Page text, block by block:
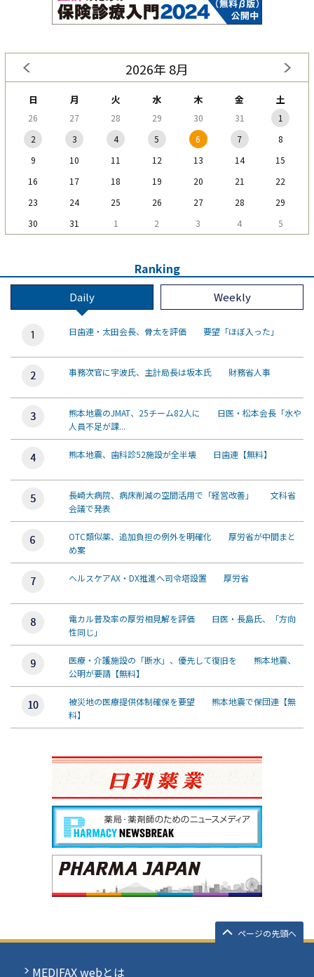
2026年 8月
日 月 火 水 木 金 土
26 27 28 29 30 31
1
2
3 4 5 6 7
8
9
10 11 12 13 14
15
16
17 18 19 20 21
22
23
24 25 26 27 28
29
30
31 1 2 3 4 5
Ranking
Daily Weekly
日歯連・太田会長、骨太を評価 要望「ほぼ入った」
事務次官に宇波氏、主計局長は坂本氏 財務省人事
熊本地震のJMAT、25チーム82人に 日医・松本会長「水や
人員不足が課...
熊本地震、歯科診52施設が全半壊 日歯連【無料】
長崎大病院、病床削減の空間活用で「経営改善」 文科省
会議で発表
OTC類似薬、追加負担の例外を明確化 厚労省が中間まと
め案
ヘルスケアAX・DX推進へ司令塔設置 厚労省
電カル普及率の厚労相見解を評価 日医・長島氏、「方向
性同じ」
医療・介護施設の「断水」、優先して復旧を 熊本地震、
公明が要請【無料】
被災地の医療提供体制確保を要望 熊本地震で保団連【無
料】
ページの先頭へ
MEDIFAX webとは